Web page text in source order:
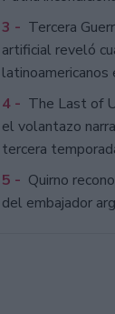
3 - Tercera
artificial reveló
4 - The Last of
el volantazo
tercera
5 - Quirno
del embajador